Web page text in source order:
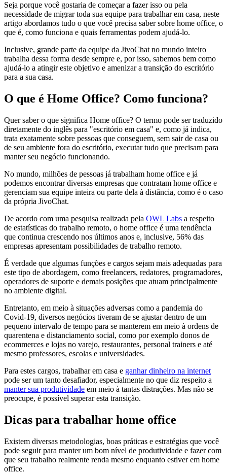
Seja porque você gostaria de começar a fazer isso ou pela
necessidade de migrar toda sua equipe para trabalhar em casa, neste
artigo abordamos tudo o que você precisa saber sobre home office, o
que é, como funciona e quais ferramentas podem ajudá-lo.
Inclusive, grande parte da equipe da JivoChat no mundo inteiro
trabalha dessa forma desde sempre e, por isso, sabemos bem como
ajudá-lo a atingir este objetivo e amenizar a transição do escritório
para a sua casa.
O que é Home Office? Como funciona?
Quer saber o que significa Home office? O termo pode ser traduzido
diretamente do inglês para "escritório em casa" e, como já indica,
trata exatamente sobre pessoas que conseguem, sem sair de casa ou
de seu ambiente fora do escritório, executar tudo que precisam para
manter seu negócio funcionando.
No mundo, milhões de pessoas já trabalham home office e já
podemos encontrar diversas empresas que contratam home office e
gerenciam sua equipe inteira ou parte dela à distância, como é o caso
da própria JivoChat.
De acordo com uma pesquisa realizada pela OWL Labs a respeito
de estatísticas do trabalho remoto, o home office é uma tendência
que continua crescendo nos últimos anos e, inclusive, 56% das
empresas apresentam possibilidades de trabalho remoto.
É verdade que algumas funções e cargos sejam mais adequadas para
este tipo de abordagem, como freelancers, redatores, programadores,
operadores de suporte e demais posições que atuam principalmente
no ambiente digital.
Entretanto, em meio à situações adversas como a pandemia do
Covid-19, diversos negócios tiveram de se ajustar dentro de um
pequeno intervalo de tempo para se manterem em meio à ordens de
quarentena e distanciamento social, como por exemplo donos de
ecommerces e lojas no varejo, restaurantes, personal trainers e até
mesmo professores, escolas e universidades.
Para estes cargos, trabalhar em casa e ganhar dinheiro na internet
pode ser um tanto desafiador, especialmente no que diz respeito a
manter sua produtividade em meio à tantas distrações. Mas não se
preocupe, é possível superar esta transição.
Dicas para trabalhar home office
Existem diversas metodologias, boas práticas e estratégias que você
pode seguir para manter um bom nível de produtividade e fazer com
que seu trabalho realmente renda mesmo enquanto estiver em home
office.